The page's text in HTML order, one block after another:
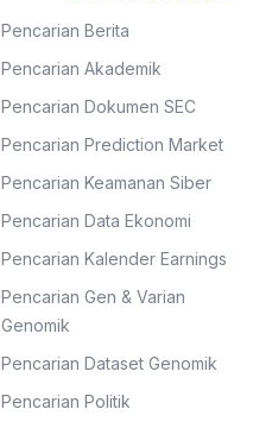
Pencarian Berita
Pencarian Akademik
Pencarian Dokumen SEC
Pencarian Prediction Market
Pencarian Keamanan Siber
Pencarian Data Ekonomi
Pencarian Kalender Earnings
Pencarian Gen & Varian
Genomik
Pencarian Dataset Genomik
Pencarian Politik